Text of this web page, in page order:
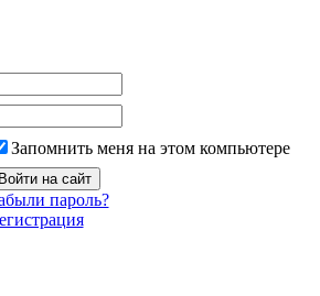
Запомнить меня на этом компьютере
пароль?